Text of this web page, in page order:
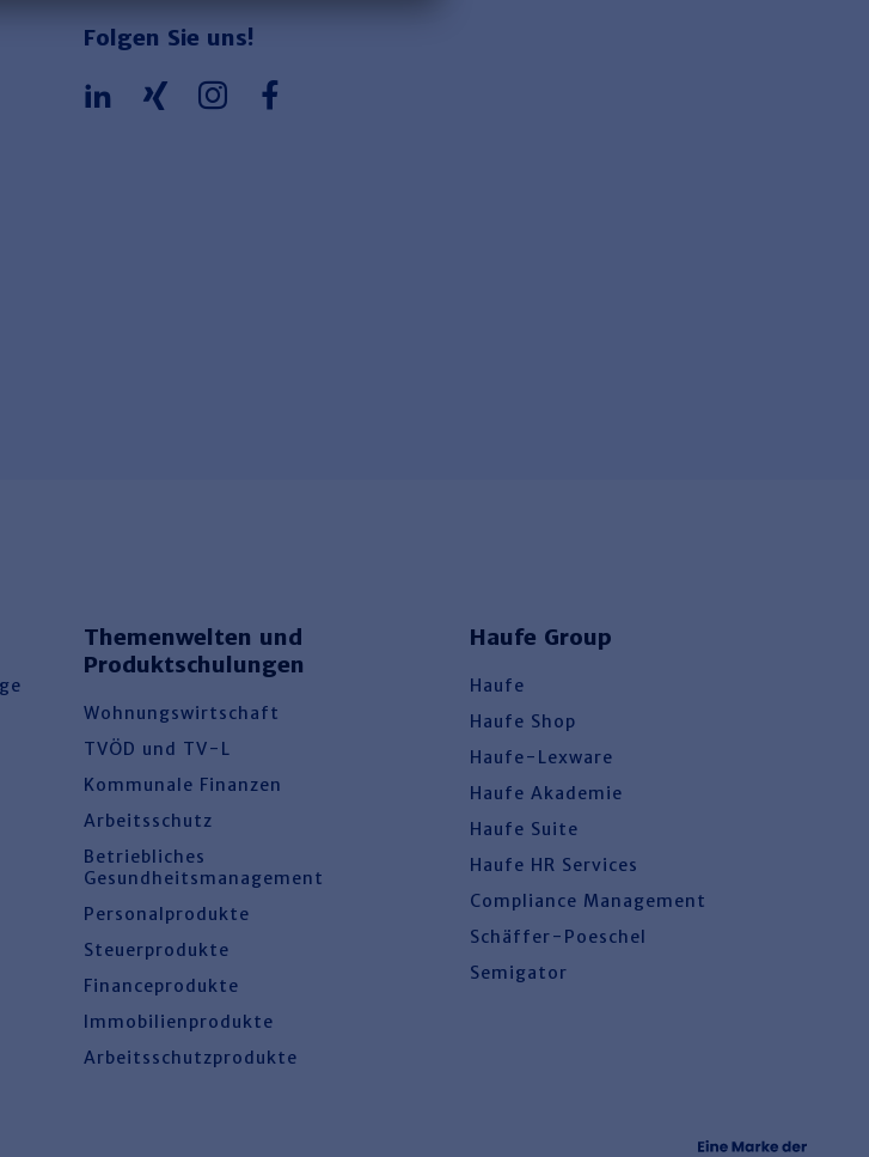
Folgen Sie uns!
Themenwelten und
Produktschulungen
Wohnungswirtschaft
TVÖD und TV-L
Kommunale Finanzen
Arbeitsschutz
Betriebliches
Gesundheitsmanagement
Personalprodukte
Steuerprodukte
Financeprodukte
Immobilienprodukte
Arbeitsschutzprodukte
Haufe Group
Haufe
Haufe Shop
Haufe-Lexware
Haufe Akademie
Haufe Suite
Haufe HR Services
Compliance Management
Schäffer-Poeschel
Semigator